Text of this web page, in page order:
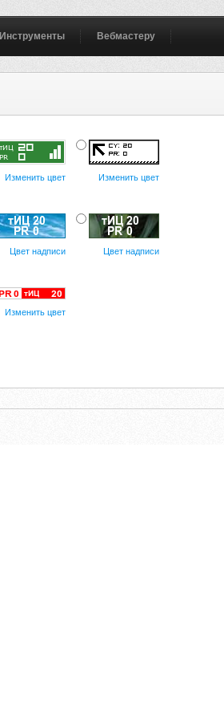
Инструменты Вебмастеру
Изменить цвет Изменить цвет
Цвет надписи Цвет надписи
Изменить цвет